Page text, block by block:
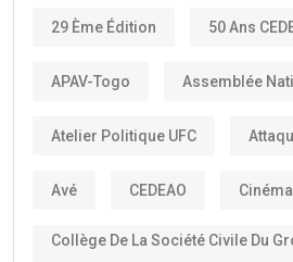
29 Ème Édition 50 Ans
APAV-Togo Assemblée
Atelier Politique UFC
Avé CEDEAO Cinéma
Collège De La Société Civile Du